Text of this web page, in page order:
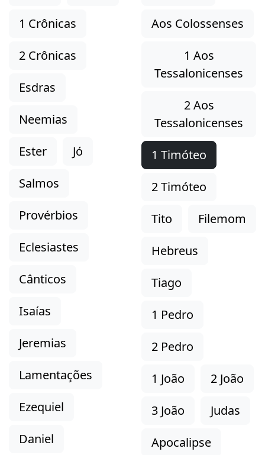
1 Crônicas
2 Crônicas
Esdras
Neemias
Ester
Jó
Salmos
Provérbios
Eclesiastes
Cânticos
Isaías
Jeremias
Lamentações
Ezequiel
Daniel
Aos Colossenses
1 Aos
Tessalonicenses
2 Aos
Tessalonicenses
1 Timóteo
2 Timóteo
Tito
Filemom
Hebreus
Tiago
1 Pedro
2 Pedro
1 João
2 João
3 João
Judas
Apocalipse